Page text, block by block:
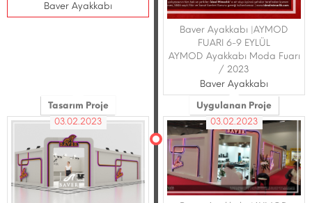
Baver Ayakkabı
Baver Ayakkabı |AYMOD
FUARI 6-9 EYLÜL
AYMOD Ayakkabı Moda Fuarı
/ 2023
Baver Ayakkabı
Tasarım Proje
03.02.2023
Uygulanan Proje
03.02.2023